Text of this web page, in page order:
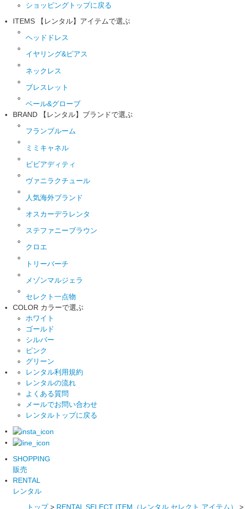
ショッピングトップに戻る
ITEMS
【レンタル】アイテムで選ぶ
ヘッドドレス
イヤリング&ピアス
ネックレス
ブレスレット
ベール&グローブ
BRAND
【レンタル】ブランドで選ぶ
フランブルーム
ミミキャネル
ビビアディティ
ヴァニラクチュール
人気海外ブランド
オスカーデラレンタ
ステファニーブラウン
クロエ
トリーバーチ
メゾンマルジェラ
セレクト一点物
COLOR カラーで選ぶ
ホワイト
ゴールド
シルバー
ピンク
グリーン
レンタル利用規約
レンタルの流れ
よくある質問
メールでお問い合わせ
レンタルトップに戻る
SHOPPING
販売
RENTAL
レンタル
トップ > RENTAL SELECT ITEM（レンタル セレクト アイテム） >